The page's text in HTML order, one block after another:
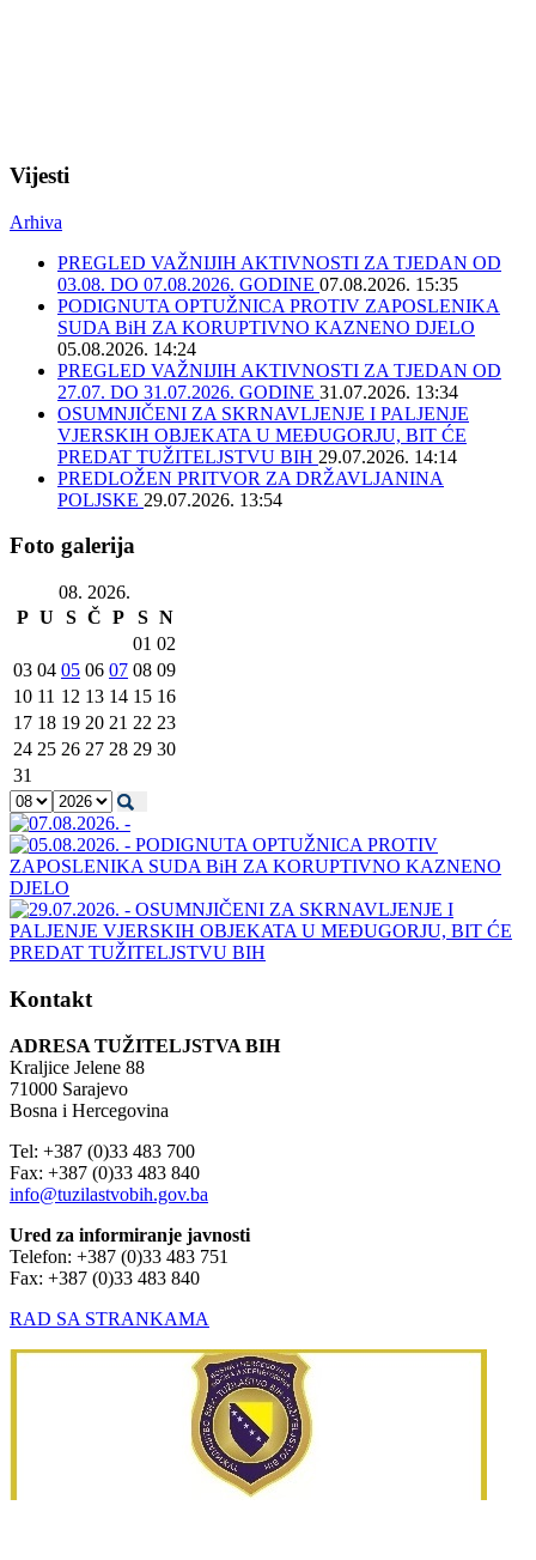
Vijesti
Arhiva
PREGLED VAŽNIJIH AKTIVNOSTI ZA TJEDAN OD
03.08. DO 07.08.2026. GODINE 07.08.2026. 15:35
PODIGNUTA OPTUŽNICA PROTIV ZAPOSLENIKA
SUDA BiH ZA KORUPTIVNO KAZNENO DJELO
05.08.2026. 14:24
PREGLED VAŽNIJIH AKTIVNOSTI ZA TJEDAN OD
27.07. DO 31.07.2026. GODINE 31.07.2026. 13:34
OSUMNJIČENI ZA SKRNAVLJENJE I PALJENJE
VJERSKIH OBJEKATA U MEĐUGORJU, BIT ĆE
PREDAT TUŽITELJSTVU BIH 29.07.2026. 14:14
PREDLOŽEN PRITVOR ZA DRŽAVLJANINA
POLJSKE 29.07.2026. 13:54
Foto galerija
08. 2026.
P U S Č P S N
01 02
03 04 05 06 07 08 09
10 11 12 13 14 15 16
17 18 19 20 21 22 23
24 25 26 27 28 29 30
31
Kontakt
ADRESA TUŽITELJSTVA BIH
Kraljice Jelene 88
71000 Sarajevo
Bosna i Hercegovina
Tel: +387 (0)33 483 700
Fax: +387 (0)33 483 840
info@tuzilastvobih.gov.ba
Ured za informiranje javnosti
Telefon: +387 (0)33 483 751
Fax: +387 (0)33 483 840
RAD SA STRANKAMA